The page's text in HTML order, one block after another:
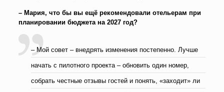
– Мария, что бы вы ещё рекомендовали отельерам при
планировании бюджета на 2027 год?
– Мой совет – внедрять изменения постепенно. Лучше
начать с пилотного проекта – обновить один номер,
собрать честные отзывы гостей и понять, «заходит» ли